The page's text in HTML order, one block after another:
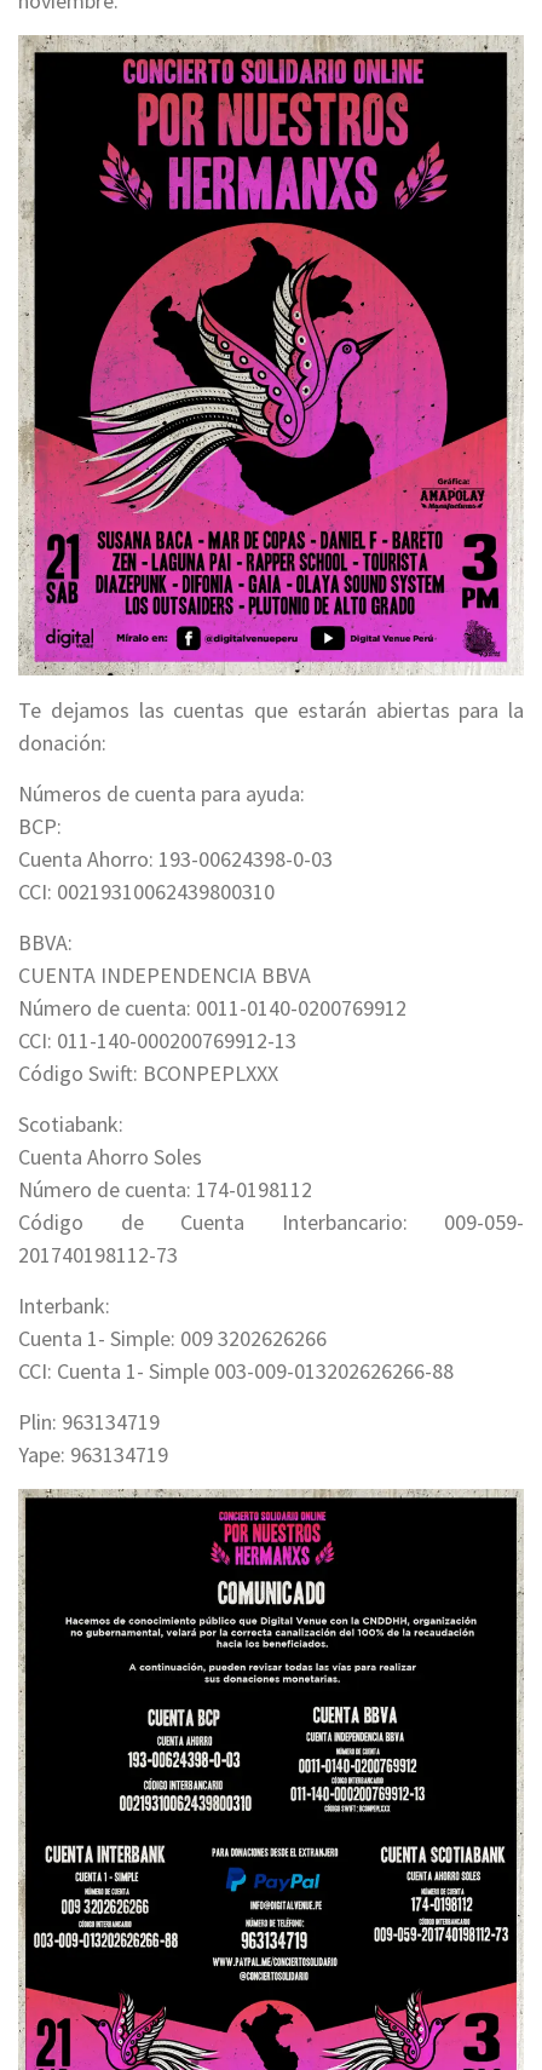
Te dejamos las cuentas que estarán abiertas para la
donación:
Números de cuenta para ayuda:
BCP:
Cuenta Ahorro: 193-00624398-0-03
CCI: 00219310062439800310
BBVA:
CUENTA INDEPENDENCIA BBVA
Número de cuenta: 0011-0140-0200769912
CCI: 011-140-000200769912-13
Código Swift: BCONPEPLXXX
Scotiabank:
Cuenta Ahorro Soles
Número de cuenta: 174-0198112
Código de Cuenta Interbancario: 009-059-
201740198112-73
Interbank:
Cuenta 1- Simple: 009 3202626266
CCI: Cuenta 1- Simple 003-009-013202626266-88
Plin: 963134719
Yape: 963134719